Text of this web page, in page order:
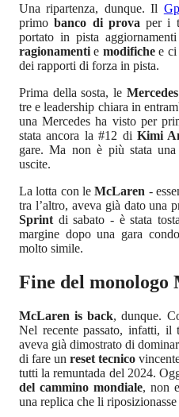
Una ripartenza, dunque. Il
primobanco di prova per i
portato in pista
ragionamentie modifichee ci
dei rapporti di forza in pista.
Prima della sosta, le
tre e leadership chiara in
una Mercedes ha visto per
stata ancora la #12 di Kimi
gare. Ma non è più stata una
uscite.
La lotta con leMcLaren -
tra l’altro, aveva già dato una
Sprint di sabato - è stata
margine dopo una gara
molto simile.
Fine del monologo
McLaren is back, dunque.
Nel recente passato, infatti, il
aveva già dimostrato di
di fare un reset tecnico
tutti la remuntada del 2024.
del cammino mondiale, non
una replica che li